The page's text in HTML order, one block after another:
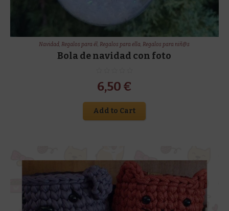
Navidad,Regalos para él,Regalos para ella,Regalos para niñ@s
Bola de navidad con foto
6,50 €
Add to Cart